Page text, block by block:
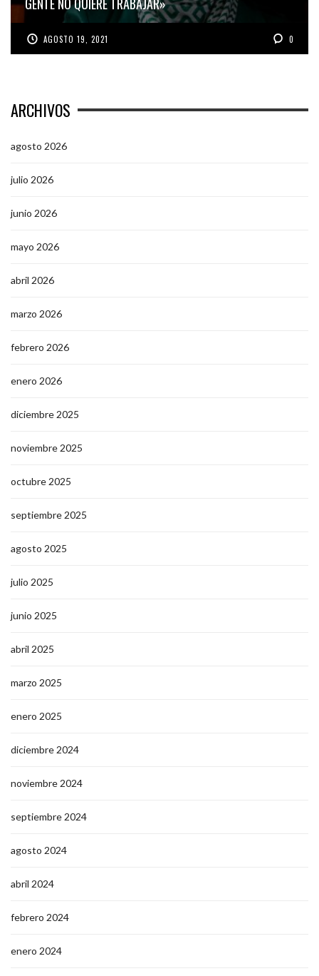
AGOSTO 19, 2021 0
ARCHIVOS
agosto 2026
julio 2026
junio 2026
mayo 2026
abril 2026
marzo 2026
febrero 2026
enero 2026
diciembre 2025
noviembre 2025
octubre 2025
septiembre 2025
agosto 2025
julio 2025
junio 2025
abril 2025
marzo 2025
enero 2025
diciembre 2024
noviembre 2024
septiembre 2024
agosto 2024
abril 2024
febrero 2024
enero 2024